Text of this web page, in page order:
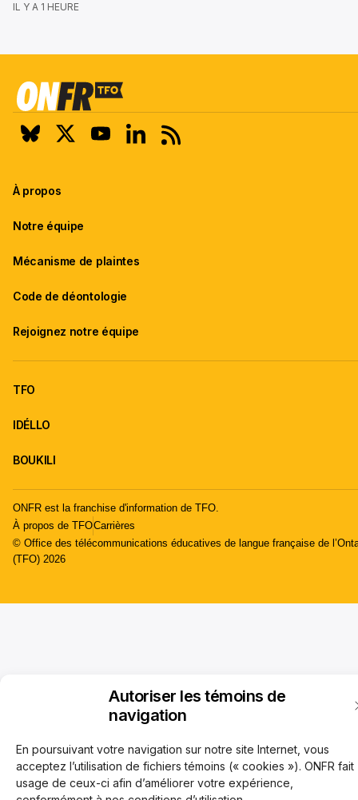
Autoriser les témoins de
navigation
En poursuivant votre navigation sur notre site Internet, vous
acceptez l’utilisation de fichiers témoins (« cookies »). ONFR fait
usage de ceux-ci afin d’améliorer votre expérience,
IL Y A 1 HEURE
À propos
Notre équipe
Mécanisme de plaintes
Code de déontologie
Rejoignez notre équipe
TFO
IDÉLLO
BOUKILI
ONFR est la franchise d'information de TFO.
À propos de TFOCarrières
© Office des télécommunications éducatives de langue française de
(TFO) 2026